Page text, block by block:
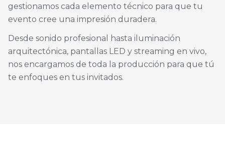
gestionamos cada elemento técnico para que tu
evento cree una impresión duradera.
Desde sonido profesional hasta iluminación
arquitectónica, pantallas LED y streaming en vivo,
nos encargamos de toda la producción para que tú
te enfoques en tus invitados.